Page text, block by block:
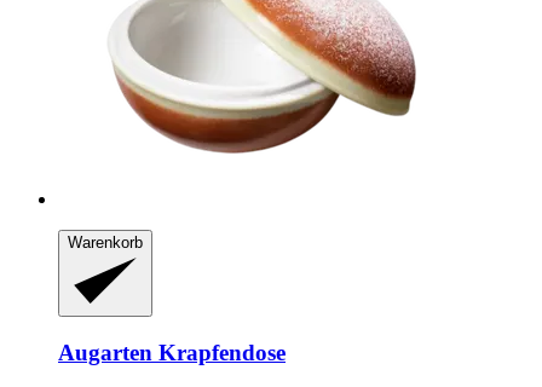
Warenkorb
Augarten Krapfendose